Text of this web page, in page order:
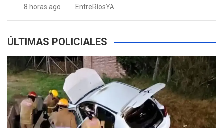
8 horas ago EntreRíosYA
ÚLTIMAS POLICIALES